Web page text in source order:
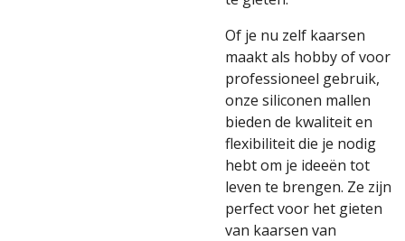
Of je nu zelf kaarsen
maakt als hobby of voor
professioneel gebruik,
onze siliconen mallen
bieden de kwaliteit en
flexibiliteit die je nodig
hebt om je ideeën tot
leven te brengen. Ze zijn
perfect voor het gieten
van kaarsen van